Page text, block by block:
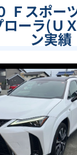
Ｆスポー
ーラ(Ｕ
ン実績